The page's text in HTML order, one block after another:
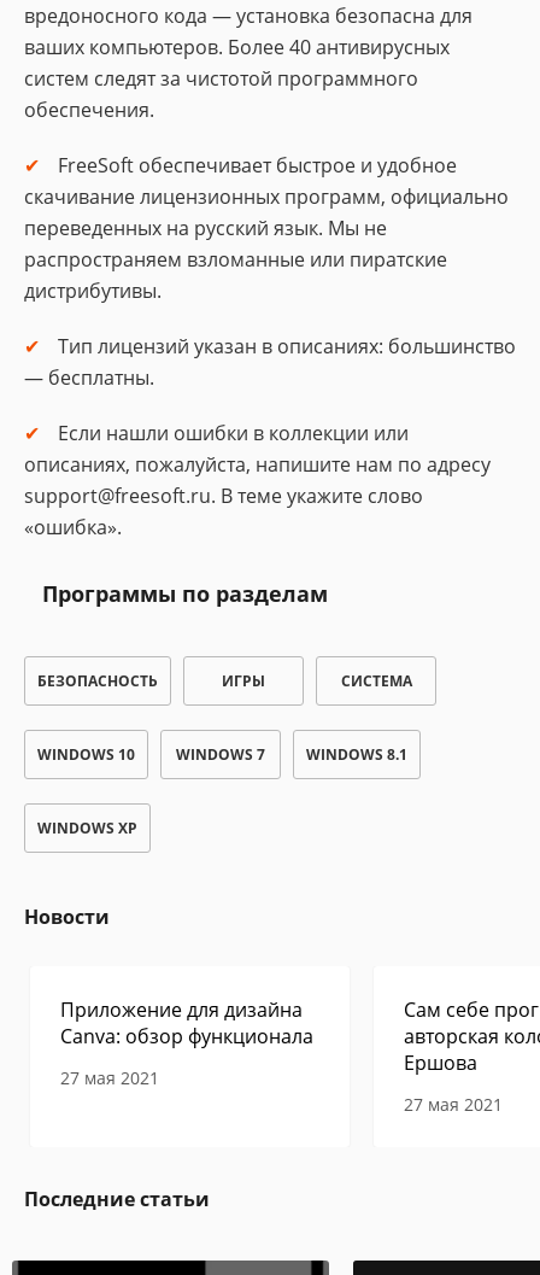
вредоносного кода — установка безопасна для
ваших компьютеров. Более 40 антивирусных
систем следят за чистотой программного
обеспечения.
FreeSoft обеспечивает быстрое и удобное
скачивание лицензионных программ, официально
переведенных на русский язык. Мы не
распространяем взломанные или пиратские
дистрибутивы.
Тип лицензий указан в описаниях: большинство
— бесплатны.
Если нашли ошибки в коллекции или
описаниях, пожалуйста, напишите нам по адресу
support@freesoft.ru. В теме укажите слово
«ошибка».
Программы по разделам
БЕЗОПАСНОСТЬ ИГРЫ СИСТЕМА
WINDOWS 10 WINDOWS 7 WINDOWS 8.1
WINDOWS XP
Новости
Приложение для дизайна
Canva: обзор функционала
27 мая 2021
Сам себе
авторская
Ершова
27 мая 2021
Последние статьи